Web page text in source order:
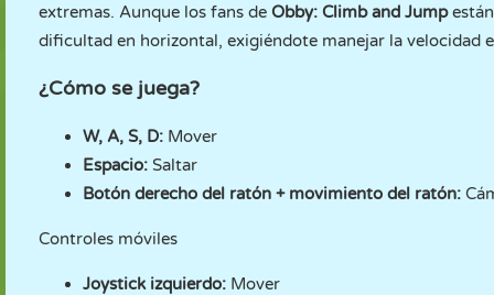
extremas. Aunque los fans de Obby: Climb and Jump
dificultad en horizontal, exigiéndote manejar la velocidad
¿Cómo se juega?
W, A, S, D: Mover
Espacio: Saltar
Botón derecho del ratón + movimiento del ratón:
Controles móviles
Joystick izquierdo: Mover